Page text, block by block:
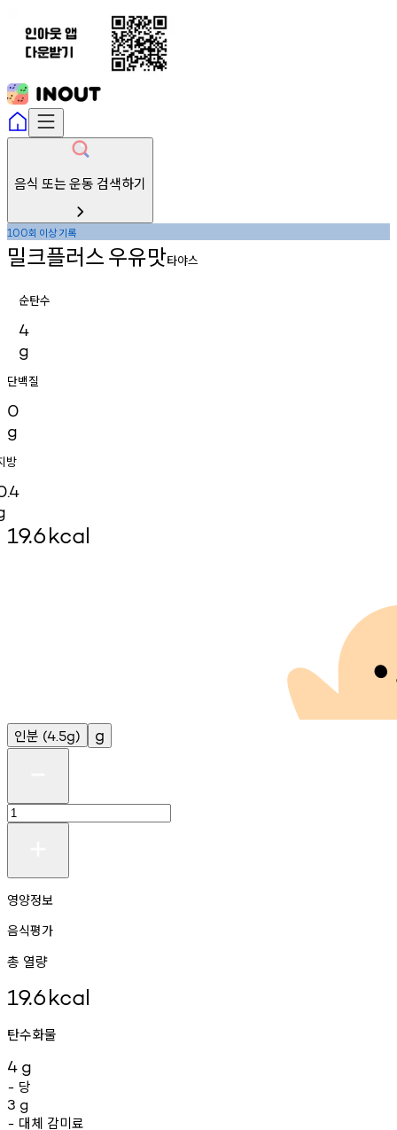
음식 또는 운동 검색하기
100회 이상기록
밀크플러스우유맛타야스
순탄수
4
g
단백질
0
g
방
19.6kcal
인분 (4.5g) g
영양정보
음식평가
총 열량
19.6kcal
탄수화물
4 g
- 당
3 g
- 대체 감미료